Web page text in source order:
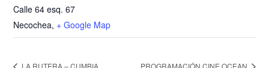
Calle 64 esq. 67
Necochea, + Google Map
LA RUTERA – CUMBIA PROGRAMACIÓN CINE OCEAN